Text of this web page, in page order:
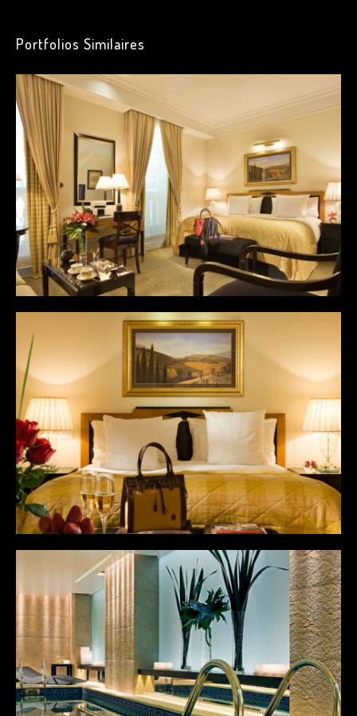
février 2017
janvier 2017
décembre 2016
Minimal
Month of the year
Personal
Protfolio
Connexion
Flux des publications
Flux des commentaires
Site de WordPress-FR
Portfolios Similaires